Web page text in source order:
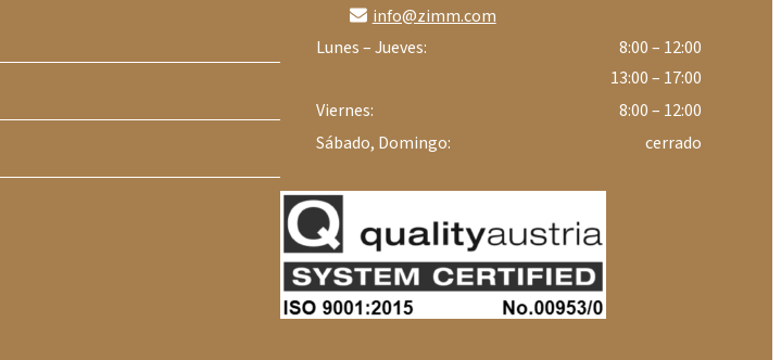
info@zimm.com
Lunes – Jueves:
8:00 – 12:00
13:00 – 17:00
Viernes:
8:00 – 12:00
Sábado, Domingo:
cerrado